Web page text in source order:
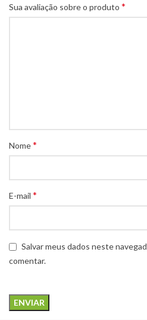
Sua avaliação sobre o produto *
Nome*
E-mail *
Salvar meus dados neste
comentar.